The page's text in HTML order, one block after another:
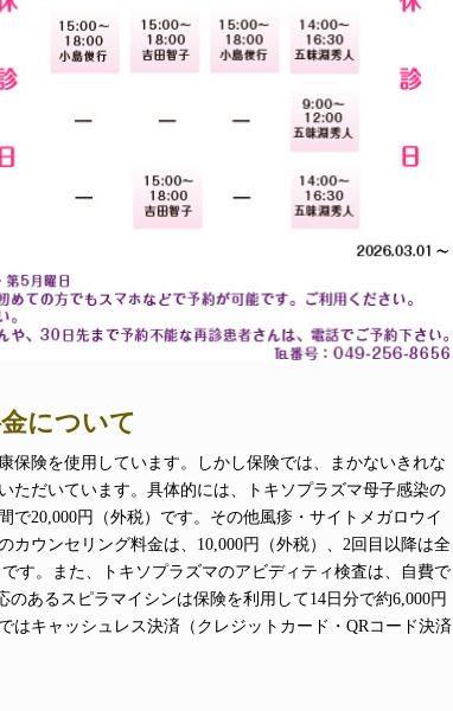
について
保険を使用しています。しかし保険では、まかないきれな
ただいています。具体的には、トキソプラズマ母子感染の
で20,000円（外税）です。その他風疹・サイトメガロウイ
カウンセリング料金は、10,000円（外税）、2回目以降は全
す。また、トキソプラズマのアビディティ検査は、自費で
のあるスピラマイシンは保険を利用して14日分で約6,000円
はキャッシュレス決済（クレジットカード・QRコード決済